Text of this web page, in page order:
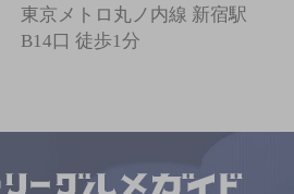
東京メトロ丸ノ内線 新宿駅
B14口 徒歩1分